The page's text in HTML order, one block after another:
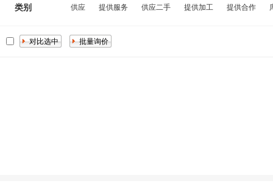
类别 供应 提供服务 供应二手 提供加工 提供合作